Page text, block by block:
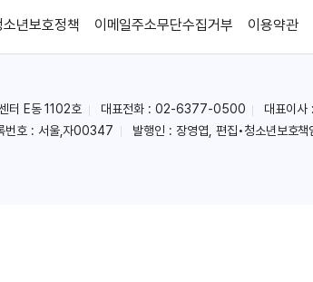
소년보호정책 이메일주소무단수집거부 이용약관
터 E동 1102호 대표전화 : 02-6377-0500
대표이사
번호 : 서울,자00347
발행인 : 장영엽, 편집•청소년보호